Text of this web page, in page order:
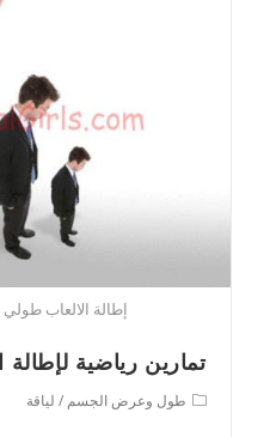
إطالة الالعاب طولي
تمارين رياضية لإطالة
Postطول وعرض الجسم / لياقة